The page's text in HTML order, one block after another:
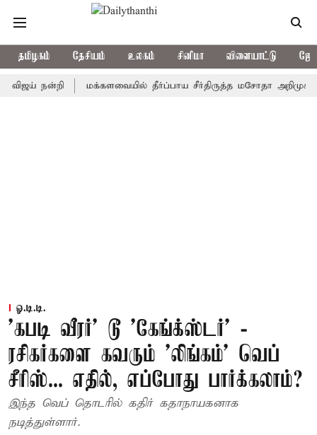
தமிழகம் தேசியம் உலகம் சினிமா விளையாட்டு
நன்றி மக்களவையில் தீர்ப்பாய சீர்திருத்த மசோதா அறிமுகம்
ஓ.டி.டி.
’கபடி வீரர்’ டூ ’கேங்க்ஸ்டர்’ -
ரசிகர்களை கவரும் 'லிங்கம்' வெப்
சீரிஸ்... எதில், எப்போது பார்க்கலாம்?
இந்த வெப் தொடரில் கதிர் கதாநாயகனாக
நடித்துள்ளார்.